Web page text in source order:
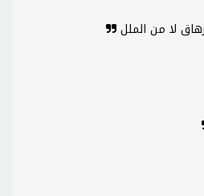
لا من الملل